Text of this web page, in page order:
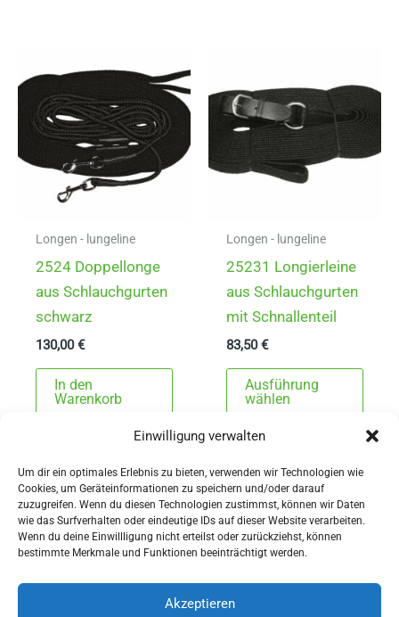
Einwilligung verwalten
Um dir ein optimales Erlebnis zu bieten, verwenden wir Technologien wie
Cookies, um Geräteinformationen zu speichern und/oder darauf
zuzugreifen. Wenn du diesen Technologien zustimmst, können wir Daten
wie das Surfverhalten oder eindeutige IDs auf dieser Website verarbeiten.
Wenn du deine Einwillligung nicht erteilst oder zurückziehst, können
bestimmte Merkmale und Funktionen beeinträchtigt werden.
Akzeptieren
Die
Optionen
auf
Die
auf
Longen - lungeline
2524 Doppellonge
aus Schlauchgurten
schwarz
130,00€
In den
Warenkorb
Longen - lungeline
25231 Longierleine
aus Schlauchgurten
mit Schnallenteil
83,50€
Ausführung
wählen
Die
AGBs
Widerrufsbelehrung